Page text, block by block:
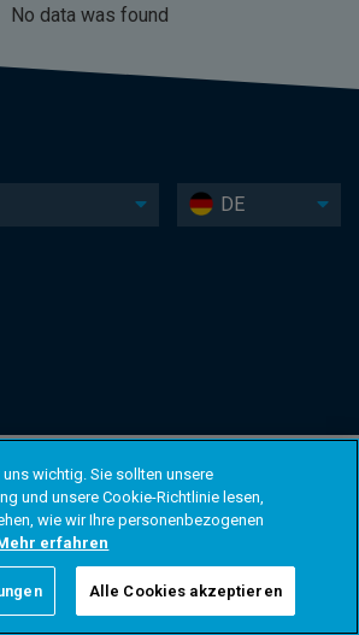
No data was found
DE
uns wichtig. Sie sollten unsere
und unsere Cookie-Richtlinie lesen,
wie wir Ihre personenbezogenen
erfahren
Alle Cookies akzeptieren